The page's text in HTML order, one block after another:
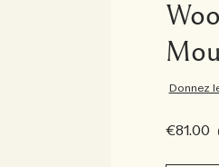
Donnez
€81.00